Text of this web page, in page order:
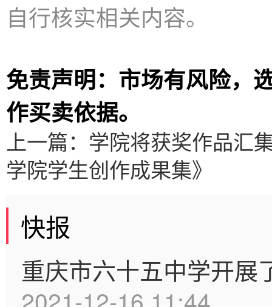
自行核实相关内容。
免责声明：市场有风险，
作买卖依据。
上一篇： 学院将获奖作品汇
学院学生创作成果集》
快报
重庆市六十五中学开展